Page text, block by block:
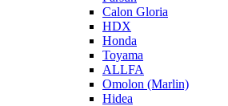
Calon Gloria
HDX
Honda
Toyama
ALLFA
Omolon (Marlin)
Hidea